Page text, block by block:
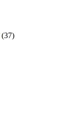
(37)